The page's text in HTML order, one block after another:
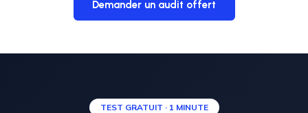
Demander un audit offert
TEST GRATUIT · 1 MINUTE